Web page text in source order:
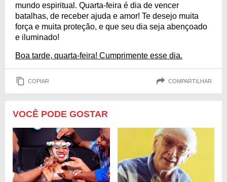
mundo espiritual. Quarta-feira é dia de vencer
batalhas, de receber ajuda e amor! Te desejo muita
força e muita proteção, e que seu dia seja abençoado
e iluminado!
Boa tarde, quarta-feira! Cumprimente esse dia.
COPIAR COMPARTILHAR
VOCÊ PODE GOSTAR